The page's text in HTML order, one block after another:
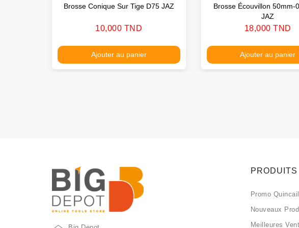
Brosse Conique Sur Tige D75 JAZ
Prix
10,000 TND
Ajouter au panier
Brosse Écouvillon 50mm-
JAZ
Prix
18,000 TND
Ajouter au panier
PRODUITS
Promo
Nouveaux
Meilleures